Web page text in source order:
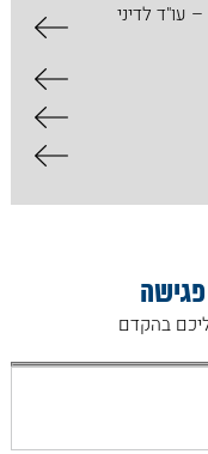
עו"ד לדיני
פגישה
בהקדם